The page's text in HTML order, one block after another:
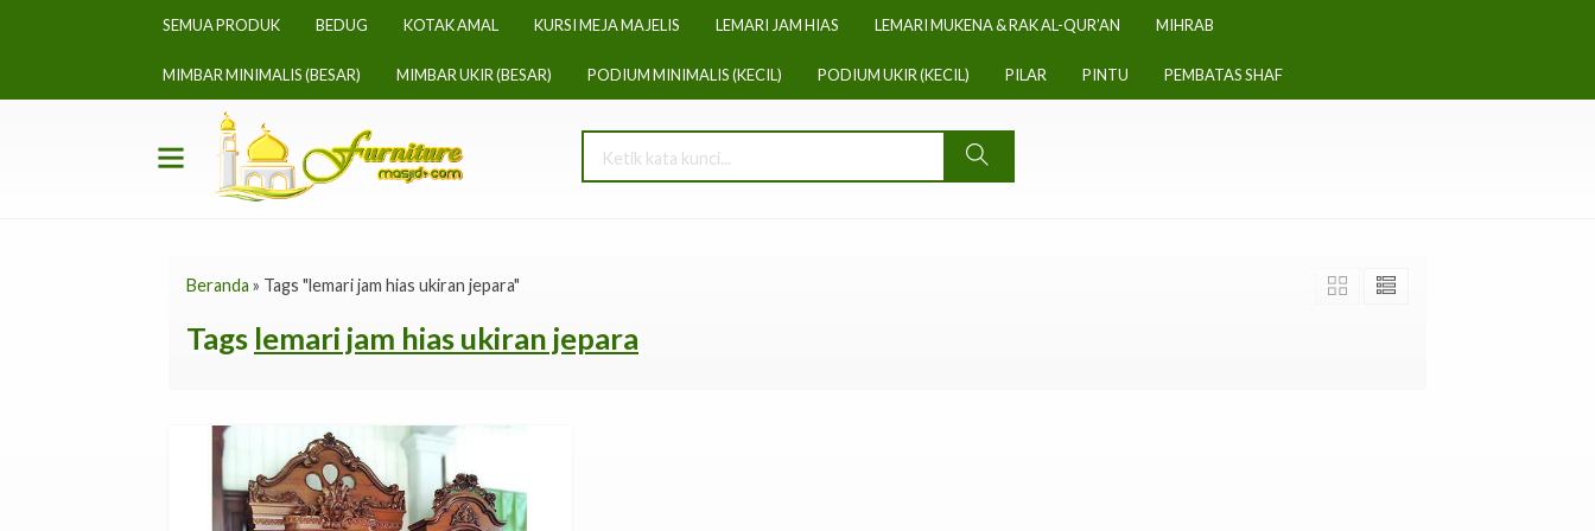
SEMUA PRODUK BEDUG KOTAK AMAL KURSI MEJA MAJELIS LEMARI JAM HIAS LEMARI MUKENA & RAK AL-QUR’AN MIHRAB
MIMBAR MINIMALIS (BESAR) MIMBAR UKIR (BESAR) PODIUM MINIMALIS (KECIL) PODIUM UKIR (KECIL) PILAR PINTU PEMBATAS SHAF
Beranda » Tags "lemari jam hias ukiran jepara"
Tags lemari jam hias ukiran jepara